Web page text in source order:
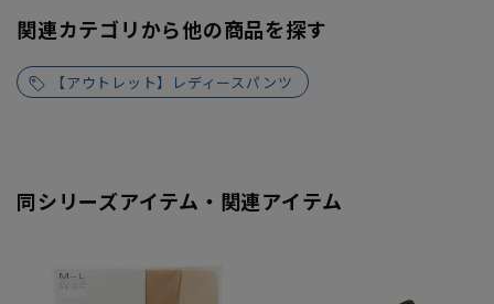
関連カテゴリから他の商品を探す
【アウトレット】レディースパンツ
同シリーズアイテム・関連アイテム